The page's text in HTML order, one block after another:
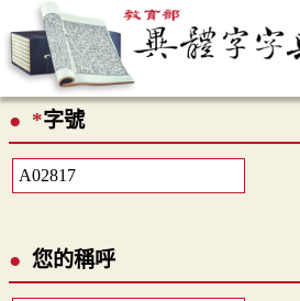
最新消息
*字號
您的稱呼